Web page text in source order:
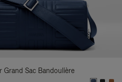
Grand Sac Bandoulière